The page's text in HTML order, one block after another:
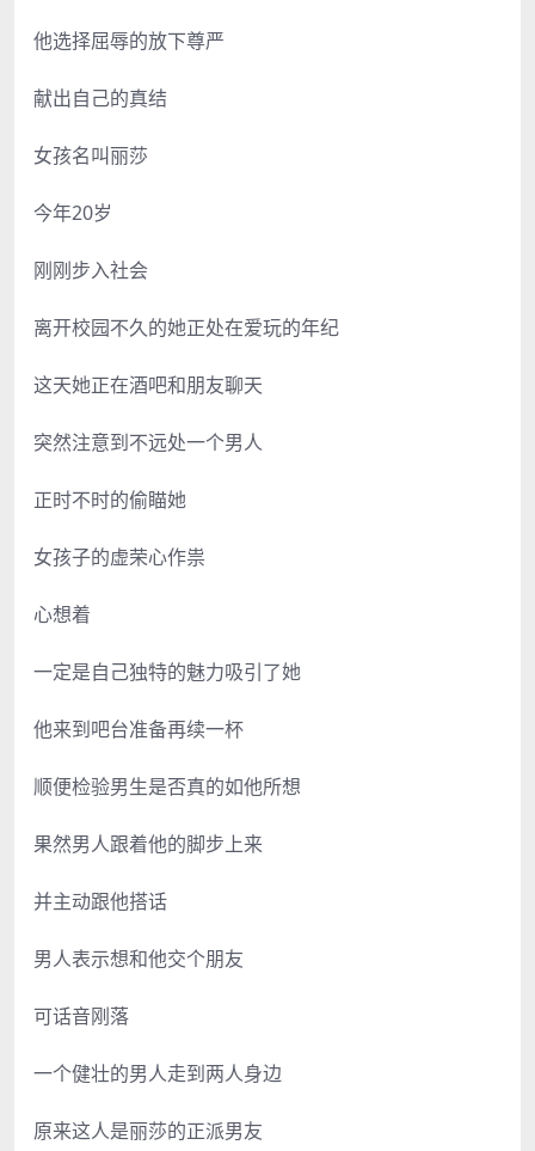
他选择屈辱的放下尊严
献出自己的真结
女孩名叫丽莎
今年20岁
刚刚步入社会
离开校园不久的她正处在爱玩的年纪
这天她正在酒吧和朋友聊天
突然注意到不远处一个男人
正时不时的偷瞄她
女孩子的虚荣心作祟
心想着
一定是自己独特的魅力吸引了她
他来到吧台准备再续一杯
顺便检验男生是否真的如他所想
果然男人跟着他的脚步上来
并主动跟他搭话
男人表示想和他交个朋友
可话音刚落
一个健壮的男人走到两人身边
原来这人是丽莎的正派男友